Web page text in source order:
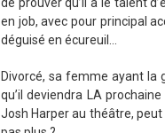
en job, avec pour principal
déguisé en écureuil…
Divorcé, sa femme ayant la
qu’il deviendra LA
Josh Harper au théâtre,